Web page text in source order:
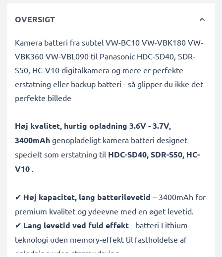
OVERSIGT
Kamera batteri fra subtel VW-BC10 VW-VBK180 VW-
VBK360 VW-VBL090 til Panasonic HDC-SD40, SDR-
S50, HC-V10 digitalkamera og mere er perfekte
erstatning eller backup batteri - så glipper du ikke det
perfekte billede
Høj kvalitet, hurtig opladning 3.6V - 3.7V,
3400mAh genopladeligt kamera batteri designet
specielt som erstatning til HDC-SD40, SDR-S50, HC-
V10 .
✔ Høj kapacitet, lang batterilevetid – 3400mAh for
premium kvalitet og ydeevne med en øget levetid.
✔ Lang levetid ved fuld effekt - batteri Lithium-
teknologi uden memory-effekt til fastholdelse af
opladning uden strømudsving.